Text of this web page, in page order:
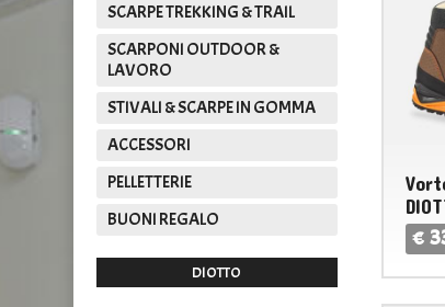
€
SCARPE TREKKING & TRAIL
SCARPONI OUTDOOR &
LAVORO
STIVALI & SCARPE IN GOMMA
ACCESSORI
PELLETTERIE
BUONI REGALO
DIOTTO